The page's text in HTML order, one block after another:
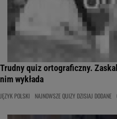
Trudny quiz ortograficzny.
nim wykłada
JĘZYK POLSKI NAJNOWSZE QUIZY DZISIAJ DODANE